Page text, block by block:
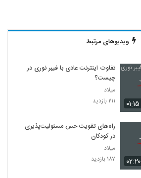
ویدیوهای مرتبط
۰۱:۱۵
تفاوت اینترنت عادی با فیبر نوری در
چیست؟
میلاد
۲۱۱ بازدید
۰۲:۲۰
راه‌های تقویت حس مسئولیت‌پذیری
در کودکان
میلاد
۱۸۷ بازدید